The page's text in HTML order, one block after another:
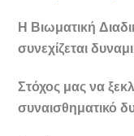
Η Βιωματική
συνεχίζεται
Στόχος μας να
συναισθηματικό